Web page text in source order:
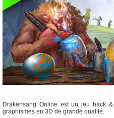
Drakensang Online est un jeu hack
graphismes en 3D de grande qualité.